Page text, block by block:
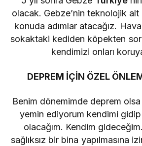
olacak. Gebze’nin teknolojik alt
konuda adımlar atacağız.
sokaktaki kediden köpekten
kendimizi onları
DEPREM İÇİN ÖZEL
Benim dönemimde deprem olsa
yemin ediyorum kendimi
olacağım. Kendim
sağlıksız bir bina yapılmasına